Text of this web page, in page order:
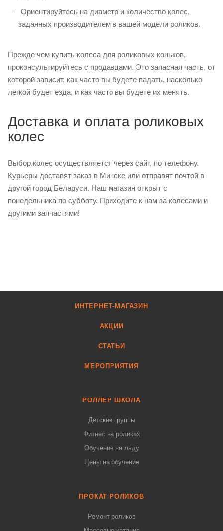
Ориентируйтесь на диаметр и количество колес,
заданных производителем в вашей модели роликов.
Прежде чем купить колеса для роликовых коньков,
проконсультируйтесь с продавцами. Это запасная часть, от
которой зависит, как часто вы будете падать, насколько
легкой будет езда, и как часто вы будете их менять.
Доставка и оплата роликовых
колес
Выбор колес осуществляется через сайт, по телефону.
Курьеры доставят заказ в Минске или отправят почтой в
другой город Беларуси. Наш магазин открыт с
понедельника по субботу. Приходите к нам за колесами и
другими запчастями!
ИНТЕРНЕТ-МАГАЗИН
АКЦИИ
СТАТЬИ
МЕРОПРИЯТИЯ
РОЛЛЕР ШКОЛА
Детские группы
Фитнес на роликах
Обучение на льду
Цены на обучение
ПРОКАТ РОЛИКОВ
Ремонт роликов